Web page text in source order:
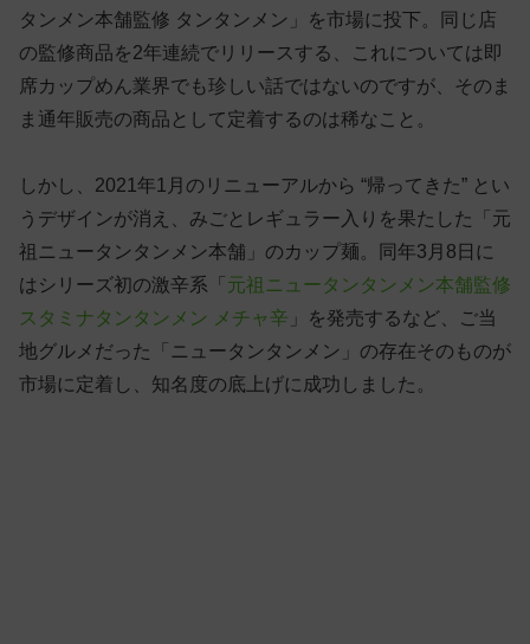
タンメン本舗監修 タンタンメン」を市場に投下。同じ店
の監修商品を2年連続でリリースする、これについては即
席カップめん業界でも珍しい話ではないのですが、そのま
ま通年販売の商品として定着するのは稀なこと。
しかし、2021年1月のリニューアルから “帰ってきた” とい
うデザインが消え、みごとレギュラー入りを果たした「元
祖ニュータンタンメン本舗」のカップ麺。同年3月8日に
はシリーズ初の激辛系「 元祖ニュータンタンメン本舗監修
スタミナタンタンメン メチャ辛 」を発売するなど、ご当
地グルメだった「ニュータンタンメン」の存在そのものが
市場に定着し、知名度の底上げに成功しました。